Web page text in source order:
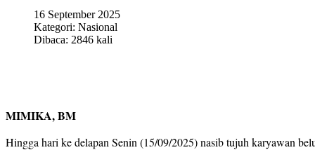
16 September 2025
Kategori: Nasional
Dibaca: 2846 kali
MIMIKA, BM
Hingga hari ke delapan Senin (15/09/2025)nasib tujuh karyawan